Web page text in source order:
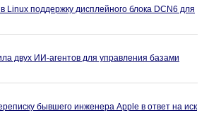
Linux поддержку дисплейного блока DCN6 для
двух ИИ-агентов для управления базами
бывшего инженера Apple в ответ на иск